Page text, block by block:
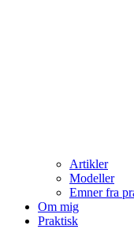
Artikler
Modeller
Emner fra
Om mig
Praktisk